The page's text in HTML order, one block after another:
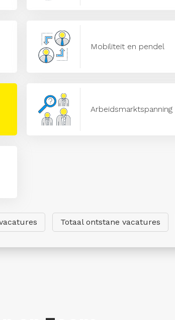
Mobiliteit en pendel
Arbeidsmarktspanning
Totaal ontstane vacatures